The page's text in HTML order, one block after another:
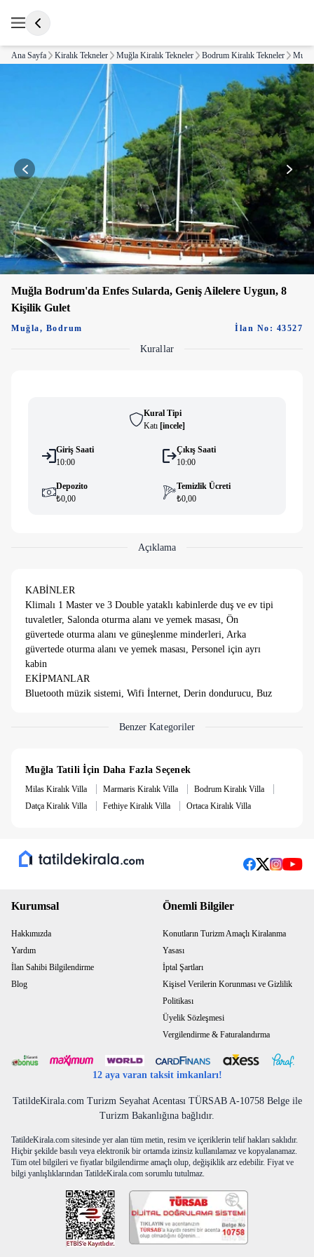
Ana Sayfa Kiralık Tekneler Muğla Kiralık Tekneler Bodrum Kiralık Tekneler
Muğla Bodrum'da Enfes Sularda, Geniş Ailelere Uygun, 8
Kişilik Gulet
Muğla, Bodrum İlan No: 43527
Kurallar
Kural Tipi
Katı [i̇ncele]
Giriş Saati
10:00
Çıkış Saati
10:00
Depozito
₺0,00
Temizlik Ücreti
₺0,00
Açıklama
KABİNLER
Klimalı 1 Master ve 3 Double yataklı kabinlerde duş ve ev tipi
tuvaletler, Salonda oturma alanı ve yemek masası, Ön
güvertede oturma alanı ve güneşlenme minderleri, Arka
güvertede oturma alanı ve yemek masası, Personel için ayrı
kabin
EKİPMANLAR
Bluetooth müzik sistemi, Wifi İnternet, Derin dondurucu, Buz
Paddleboard, Şnorkel ve olta takımları
Benzer Kategoriler
Muğla Tatili İçin Daha Fazla Seçenek
Milas Kiralık Villa | Marmaris Kiralık Villa | Bodrum Kiralık Villa |
Datça Kiralık Villa | Fethiye Kiralık Villa | Ortaca Kiralık Villa
Kurumsal
Hakkımızda
Yardım
İlan Sahibi Bilgilendirme
Blog
Önemli Bilgiler
Konutların Turizm Amaçlı Kiralanma
Yasası
İptal Şartları
Kişisel Verilerin Korunması ve Gizlilik
Politikası
Üyelik Sözleşmesi
Vergilendirme & Faturalandırma
12 aya varan taksit imkanları!
TatildeKirala.com Turizm Seyahat Acentası TÜRSAB A-10758 Belge ile
Turizm Bakanlığına bağlıdır.
TatildeKirala.com sitesinde yer alan tüm metin, resim ve içeriklerin telif hakları saklıdır.
Hiçbir şekilde basılı veya elektronik bir ortamda izinsiz kullanılamaz ve kopyalanamaz.
Tüm otel bilgileri ve fiyatlar bilgilendirme amaçlı olup, değişiklik arz edebilir. Fiyat ve
bilgi yanlışlıklarından TatildeKirala.com sorumlu tutulmaz.